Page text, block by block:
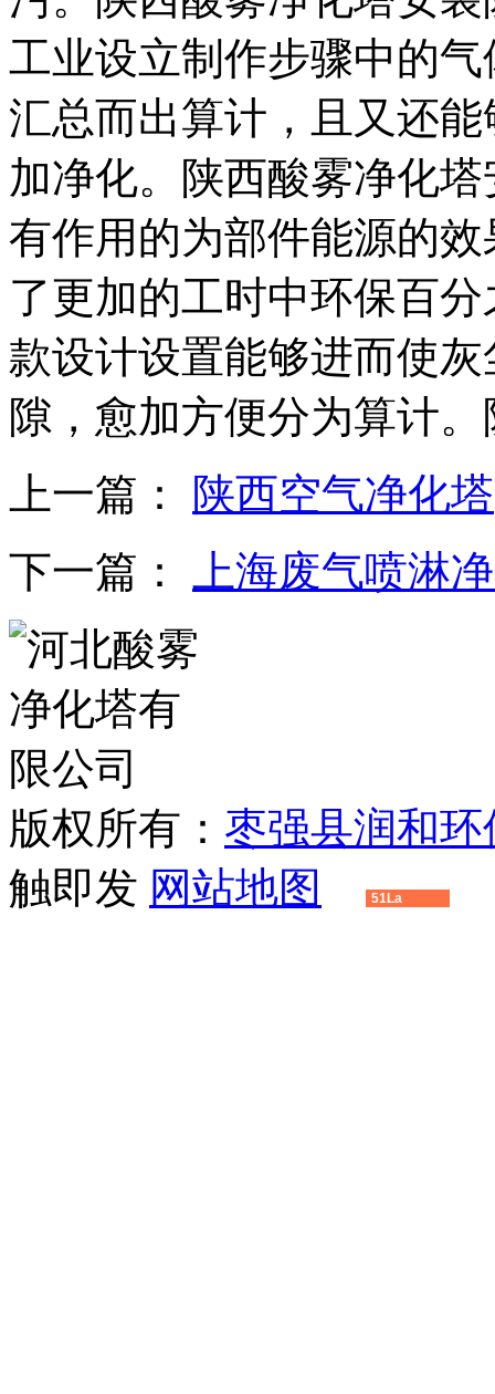
工业设立制作步骤中的
汇总而出算计，且又还
加净化。陕西酸雾净化
有作用的为部件能源的
了更加的工时中环保百
款设计设置能够进而使
隙，愈加方便分为算计
上一篇： 陕西空气净化塔
下一篇：
上海废气喷淋
版权所有： 枣强县润和
触即发 网站地图 51La